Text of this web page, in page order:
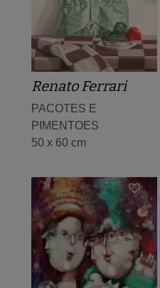
Renato Ferrari
PACOTES E
PIMENTOES
50 x 60 cm